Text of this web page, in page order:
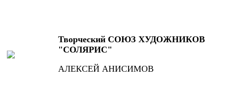
Творческий СОЮЗ ХУДОЖНИКОВ
"СОЛЯРИС"
АЛЕКСЕЙ АНИСИМОВ